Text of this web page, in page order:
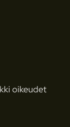
oikeudet